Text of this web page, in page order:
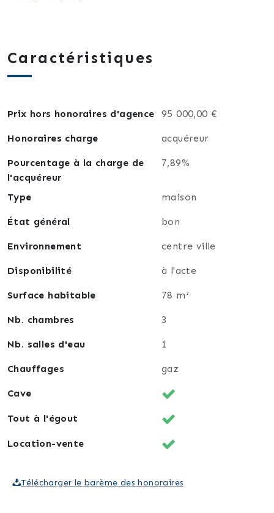
sécuriser un revenu locatif stable tout en bénéficiant
d’un potentiel d’évolution. Contactez-nous pour
Caractéristiques
Prix hors honoraires d'agence 95 000,00 €
Honoraires charge acquéreur
Pourcentage à la charge de
l'acquéreur
7,89%
Type maison
État général bon
Environnement centre ville
Disponibilité à l'acte
Surface habitable 78 m²
Nb. chambres 3
Nb. salles d'eau 1
Chauffages gaz
Cave
Tout à l'égout
Location-vente
Télécharger le barème des honoraires